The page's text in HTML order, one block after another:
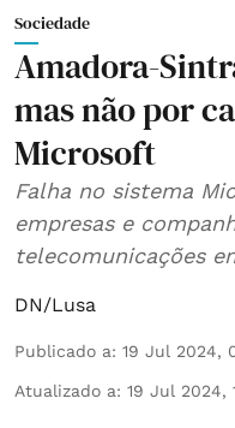
Sociedade
Amadora-
mas não por
Microsoft
Falha no sistema
empresas e
telecomunicações
DN/Lusa
Publicado a: 19 Jul 2024,
Atualizado a: 19 Jul 2024,